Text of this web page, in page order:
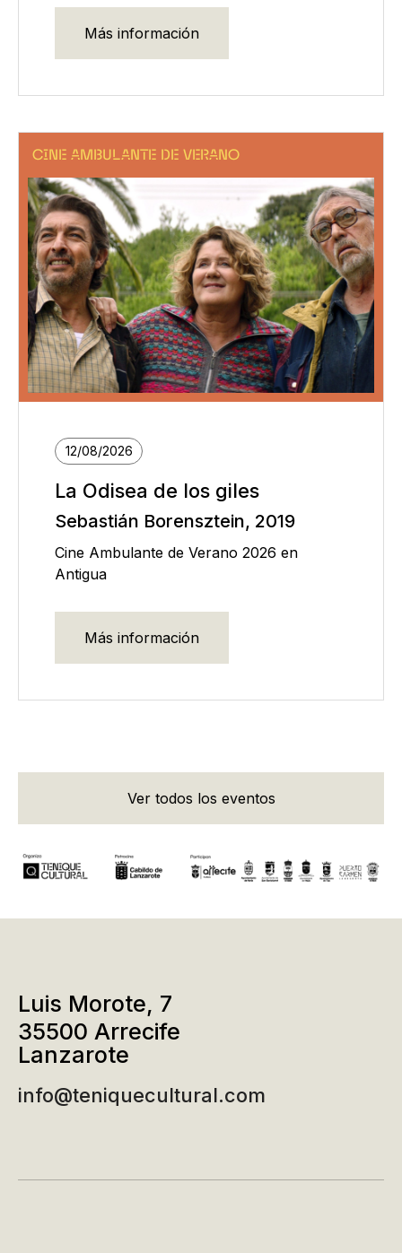
Más información
CINE AMBULANTE DE VERANO
12/08/2026
La Odisea de los giles
Sebastián Borensztein, 2019
Cine Ambulante de Verano 2026 en
Antigua
Más información
Ver todos los eventos
Luis Morote, 7
35500 Arrecife
Lanzarote
info@teniquecultural.com